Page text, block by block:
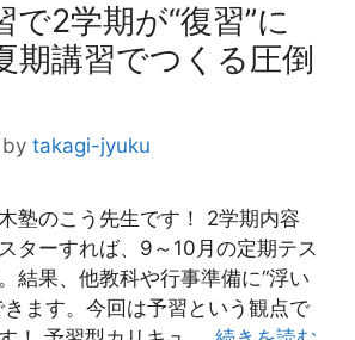
で2学期が“復習”に
期講習でつくる圧倒
by takagi-jyuku
塾のこう先生です！ 2学期内容
ターすれば、9～10月の定期テス
結果、他教科や行事準備に“浮い
きます。今回は予習という観点で